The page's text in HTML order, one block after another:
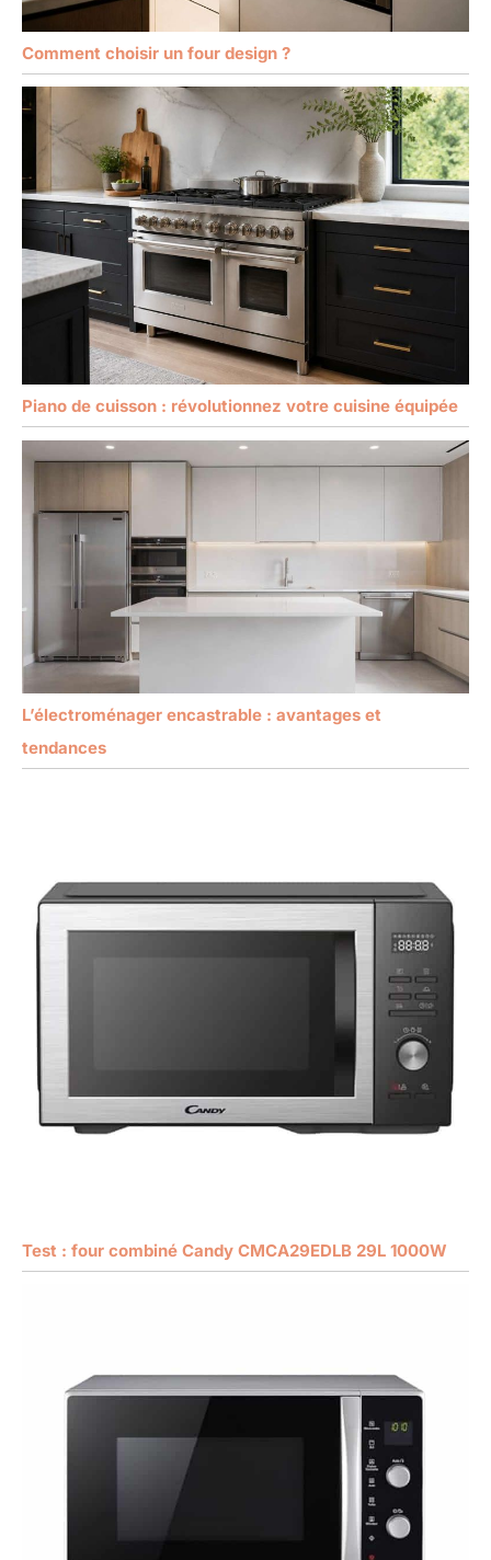
Comment choisir un four design ?
Piano de cuisson : révolutionnez votre cuisine équipée
L’électroménager encastrable : avantages et
tendances
Test : four combiné Candy CMCA29EDLB 29L 1000W